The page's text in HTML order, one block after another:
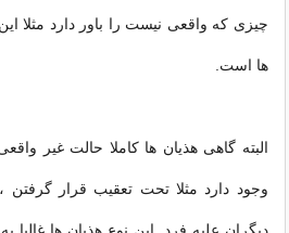
چیزی که واقعی نیست را باور دارد
ها است.
البته گاهی هذیان ها کاملا حالت غیر
وجود دارد مثلا تحت تعقیب قرار